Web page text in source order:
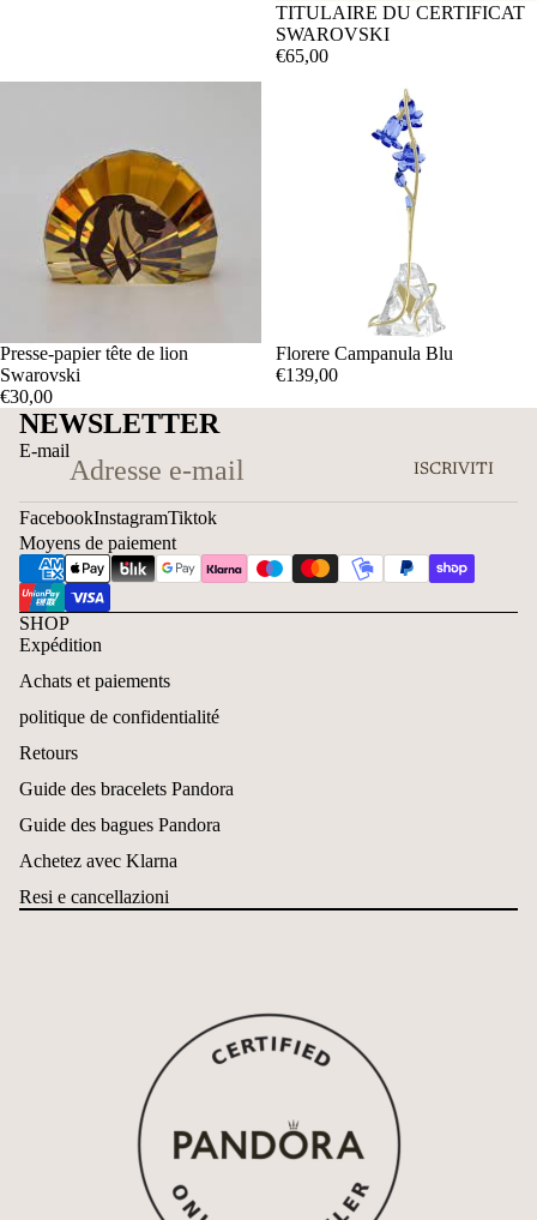
TITULAIRE DU CERTIFICAT
SWAROVSKI
€65,00
Presse-papier tête de lion
Swarovski
€30,00
Florere Campanula Blu
€139,00
NEWSLETTER
E-mail
ISCRIVITI
FacebookInstagramTiktok
Moyens de paiement
SHOP
Expédition
Achats et paiements
politique de confidentialité
Retours
Guide des bracelets Pandora
Guide des bagues Pandora
Achetez avec Klarna
Resi e cancellazioni